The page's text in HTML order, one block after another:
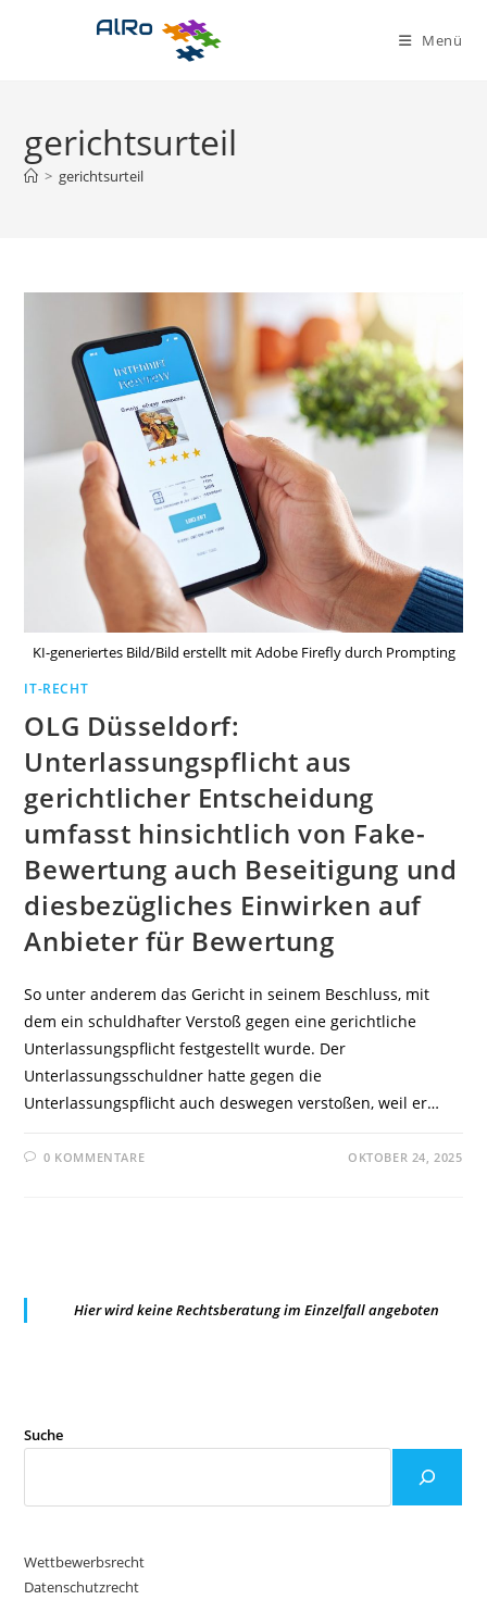
Menü
gerichtsurteil
> gerichtsurteil
KI-generiertes Bild/Bild erstellt mit Adobe Firefly durch Prompting
IT-RECHT
OLG Düsseldorf:
Unterlassungspflicht aus
gerichtlicher Entscheidung
umfasst hinsichtlich von Fake-
Bewertung auch Beseitigung und
diesbezügliches Einwirken auf
Anbieter für Bewertung
So unter anderem das Gericht in seinem Beschluss, mit
dem ein schuldhafter Verstoß gegen eine gerichtliche
Unterlassungspflicht festgestellt wurde. Der
Unterlassungsschuldner hatte gegen die
Unterlassungspflicht auch deswegen verstoßen, weil er…
0 KOMMENTARE OKTOBER 24, 2025
Hier wird keine Rechtsberatung im Einzelfall angeboten
Suche
Wettbewerbsrecht
Datenschutzrecht